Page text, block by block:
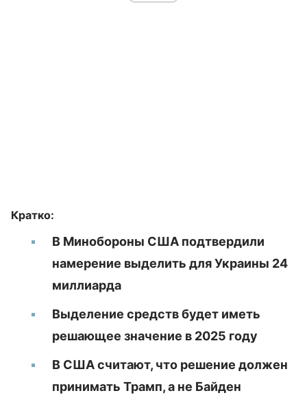
Кратко:
В Минобороны США подтвердили
намерение выделить для Украины 24
миллиарда
Выделение средств будет иметь
решающее значение в 2025 году
В США считают, что решение должен
принимать Трамп, а не Байден